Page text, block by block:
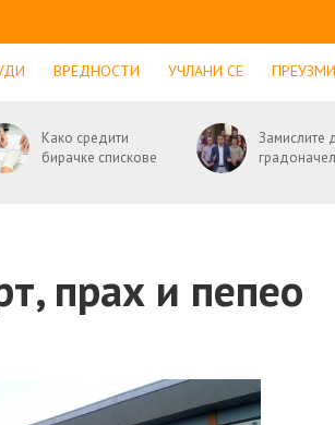
ВРЕДНОСТИ УЧЛАНИ СЕ ПРЕУЗМИ
Како средити
бирачке спискове
Замислите
прах и пепео